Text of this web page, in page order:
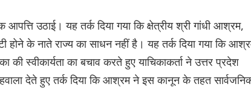
उठाई। यह तर्क दिया गया कि क्षेत्रीय श्री गांधी आश्रम,
के नाते राज्य का साधन नहीं है। यह तर्क दिया गया कि
की स्वीकार्यता का बचाव करते हुए याचिकाकर्ता ने उत्तर प्रदेश
हवाला देते हुए तर्क दिया कि आश्रम ने इस कानून के तहत